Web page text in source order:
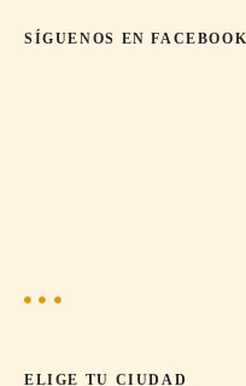
a
SÍGUENOS EN FACEBOOK
ELIGE TU CIUDAD